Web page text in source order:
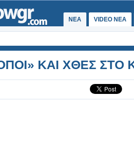
ΝΕΑ VIDEO NEA
ΚΑΙ ΧΘΕΣ ΣΤΟ